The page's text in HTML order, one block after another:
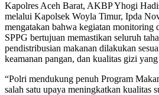
Kapolres Aceh Barat, AKBP Yhogi
melalui Kapolsek Woyla Timur, Ipda
mengatakan bahwa kegiatan monitoring
SPPG bertujuan memastikan seluruh
pendistribusian makanan dilakukan
keamanan pangan, dan kualitas gizi
“Polri mendukung penuh Program
salah satu upaya meningkatkan kualitas